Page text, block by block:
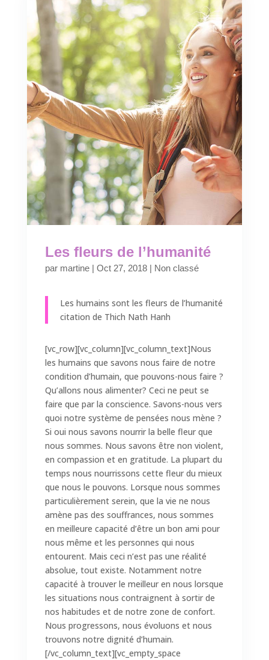
Les fleurs de l’humanité
par martine| Oct 27, 2018| Non classé
Les humains sont les fleurs de l’humanité
citation de Thich Nath Hanh
[vc_row][vc_column][vc_column_text]Nous
les humains que savons nous faire de notre
condition d’humain, que pouvons-nous faire ?
Qu’allons nous alimenter? Ceci ne peut se
faire que par la conscience. Savons-nous vers
quoi notre système de pensées nous mène ?
Si oui nous savons nourrir la belle fleur que
nous sommes. Nous savons être non violent,
en compassion et en gratitude. La plupart du
temps nous nourrissons cette fleur du mieux
que nous le pouvons. Lorsque nous sommes
particulièrement serein, que la vie ne nous
amène pas des souffrances, nous sommes
en meilleure capacité d’être un bon ami pour
nous même et les personnes qui nous
entourent. Mais ceci n’est pas une réalité
absolue, tout existe. Notamment notre
capacité à trouver le meilleur en nous lorsque
les situations nous contraignent à sortir de
nos habitudes et de notre zone de confort.
Nous progressons, nous évoluons et nous
trouvons notre dignité d’humain.
[/vc_column_text][vc_empty_space